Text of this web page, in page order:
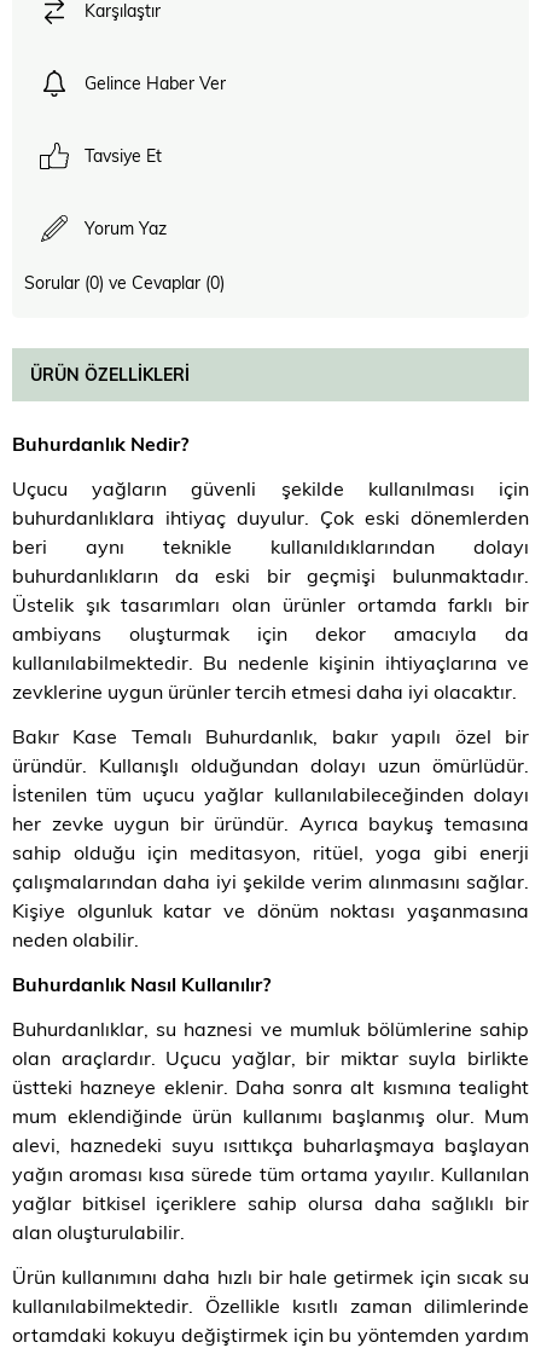
Karşılaştır
Gelince Haber Ver
Tavsiye Et
Yorum Yaz
Sorular (0) ve Cevaplar (0)
ÜRÜN ÖZELLIKLERI
Buhurdanlık Nedir?
Uçucu yağların güvenli şekilde kullanılması için
buhurdanlıklara ihtiyaç duyulur. Çok eski dönemlerden
beri aynı teknikle kullanıldıklarından dolayı
buhurdanlıkların da eski bir geçmişi bulunmaktadır.
Üstelik şık tasarımları olan ürünler ortamda farklı bir
ambiyans oluşturmak için dekor amacıyla da
kullanılabilmektedir. Bu nedenle kişinin ihtiyaçlarına ve
zevklerine uygun ürünler tercih etmesi daha iyi olacaktır.
Bakır Kase Temalı Buhurdanlık, bakır yapılı özel bir
üründür. Kullanışlı olduğundan dolayı uzun ömürlüdür.
İstenilen tüm uçucu yağlar kullanılabileceğinden dolayı
her zevke uygun bir üründür. Ayrıca baykuş temasına
sahip olduğu için meditasyon, ritüel, yoga gibi enerji
çalışmalarından daha iyi şekilde verim alınmasını sağlar.
Kişiye olgunluk katar ve dönüm noktası yaşanmasına
neden olabilir.
Buhurdanlık Nasıl Kullanılır?
Buhurdanlıklar, su haznesi ve mumluk bölümlerine sahip
olan araçlardır. Uçucu yağlar, bir miktar suyla birlikte
üstteki hazneye eklenir. Daha sonra alt kısmına tealight
mum eklendiğinde ürün kullanımı başlanmış olur. Mum
alevi, haznedeki suyu ısıttıkça buharlaşmaya başlayan
yağın aroması kısa sürede tüm ortama yayılır. Kullanılan
yağlar bitkisel içeriklere sahip olursa daha sağlıklı bir
alan oluşturulabilir.
Ürün kullanımını daha hızlı bir hale getirmek için sıcak su
kullanılabilmektedir. Özellikle kısıtlı zaman dilimlerinde
ortamdaki kokuyu değiştirmek için bu yöntemden yardım